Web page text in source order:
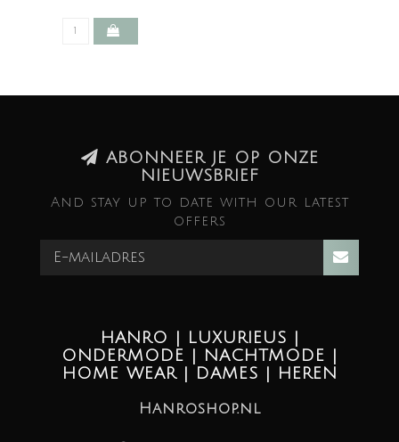
ABONNEER JE OP ONZE
NIEUWSBRIEF
And stay up to date with our latest
offers
HANRO | LUXURIEUS |
ONDERMODE | NACHTMODE |
HOME WEAR | DAMES | HEREN
Hanroshop.nl